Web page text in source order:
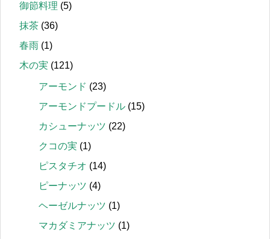
御節料理 (5)
抹茶 (36)
春雨 (1)
木の実 (121)
アーモンド (23)
アーモンドプードル (15)
カシューナッツ (22)
クコの実 (1)
ピスタチオ (14)
ピーナッツ (4)
ヘーゼルナッツ (1)
マカダミアナッツ (1)